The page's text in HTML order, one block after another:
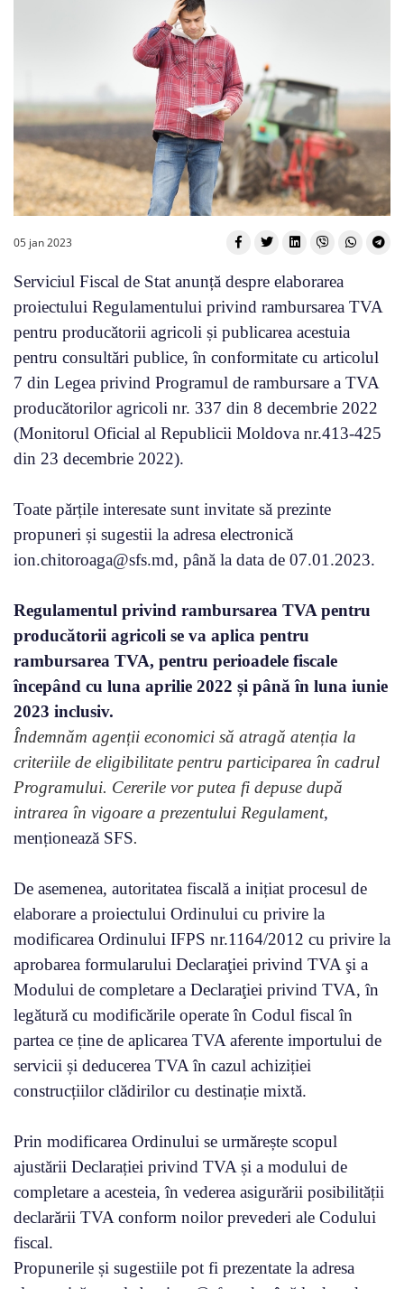
05 jan 2023
Serviciul Fiscal de Stat anunță despre elaborarea
proiectului Regulamentului privind rambursarea TVA
pentru producătorii agricoli și publicarea acestuia
pentru consultări publice, în conformitate cu articolul
7 din Legea privind Programul de rambursare a TVA
producătorilor agricoli nr. 337 din 8 decembrie 2022
(Monitorul Oficial al Republicii Moldova nr.413-425
din 23 decembrie 2022).
Toate părțile interesate sunt invitate să prezinte
propuneri și sugestii la adresa electronică
ion.chitoroaga@sfs.md, până la data de 07.01.2023.
Regulamentul privind rambursarea TVA pentru
producătorii agricoli se va aplica pentru
rambursarea TVA, pentru perioadele fiscale
începând cu luna aprilie 2022 și până în luna iunie
2023 inclusiv.
Îndemnăm agenții economici să atragă atenția la
criteriile de eligibilitate pentru participarea în cadrul
Programului. Cererile vor putea fi depuse după
intrarea în vigoare a prezentului Regulament,
menționează SFS.
De asemenea, autoritatea fiscală a inițiat procesul de
elaborare a proiectului Ordinului cu privire la
modificarea Ordinului IFPS nr.1164/2012 cu privire la
aprobarea formularului Declaraţiei privind TVA şi a
Modului de completare a Declaraţiei privind TVA, în
legătură cu modificările operate în Codul fiscal în
partea ce ține de aplicarea TVA aferente importului de
servicii și deducerea TVA în cazul achiziției
construcțiilor clădirilor cu destinație mixtă.
Prin modificarea Ordinului se urmărește scopul
ajustării Declarației privind TVA și a modului de
completare a acesteia, în vederea asigurării posibilității
declarării TVA conform noilor prevederi ale Codului
fiscal.
Propunerile și sugestiile pot fi prezentate la adresa